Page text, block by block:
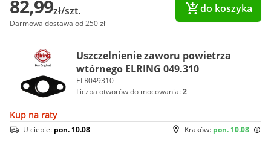
82,99zł/szt.
Darmowa dostawa od 250 zł
do koszyka
Uszczelnienie zaworu powietrza
wtórnego ELRING 049.310
ELR049310
Liczba otworów do mocowania:2
Kup na raty
Kraków: pon. 10.08
U ciebie: pon. 10.08